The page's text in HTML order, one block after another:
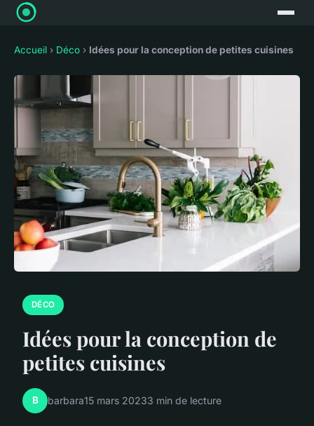
Accueil › Déco › Idées pour la conception de petites cuisines
DÉCO
Idées pour la conception de
petites cuisines
B barbara15 mars 20233 min de lecture